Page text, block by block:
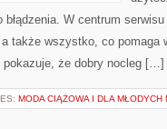
błądzenia. W centrum
także wszystko, co pomaga
pokazuje, że dobry nocleg […]
MODA CIĄŻOWA I DLA MŁODYCH